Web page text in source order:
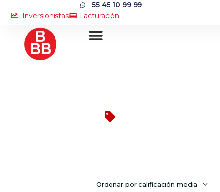
55 45 10 99 99
Inversionistas
Facturación